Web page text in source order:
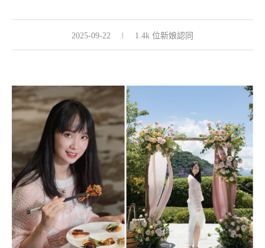
2025-09-22 1.4k 位新娘認同